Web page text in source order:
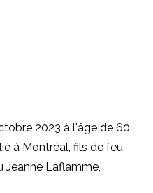
2023 à l'âge de 60
à Montréal, fils de feu
Jeanne Laflamme,